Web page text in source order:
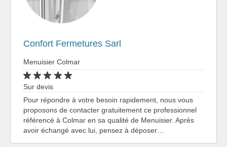
Confort Fermetures Sarl
Menuisier Colmar
Sur devis
Pour répondre à votre besoin rapidement, nous vous
proposons de contacter gratuitement ce professionnel
référencé à Colmar en sa qualité de Menuisier. Après
avoir échangé avec lui, pensez à déposer…